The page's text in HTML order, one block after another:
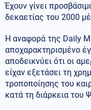
Έχουν γίνει
δεκαετίας του 2000
Η αναφορά της Daily
αποχαρακτηρισμένο
αποδεικνύει ότι οι
είχαν εξετάσει τη
τροποποίησης του
κατά τη διάρκεια του